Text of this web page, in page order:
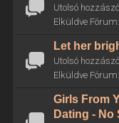
Utolsó
Elküldve Fórum:
Let her
Utolsó
Elküldve Fórum:
Girls From
Dating - No